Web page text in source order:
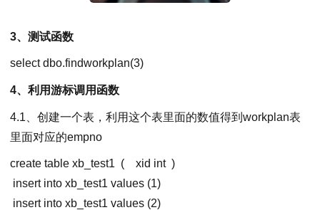
3、测试函数
select dbo.findworkplan(3)
4、利用游标调用函数
4.1、创建一个表，利用这个表里面的数值得到workplan表
里面对应的empno
create table xb_test1 ( xid int )
insert into xb_test1 values (1)
insert into xb_test1 values (2)